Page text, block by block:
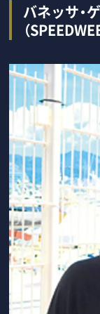
バネッサ・
（